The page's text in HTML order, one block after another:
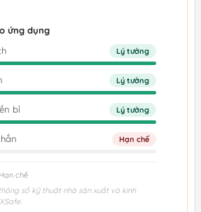
ứng dụng
Lý tưởng
Lý tưởng
bỉ Lý tưởng
Hạn chế
Hạn chế
số kỹ thuật nhà sản xuất và kinh